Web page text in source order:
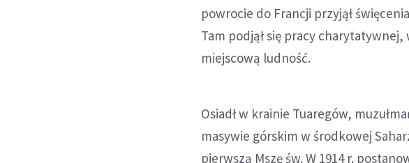
powrocie do Francji przyjął
Tam podjął się pracy
miejscową ludność.
Osiadł w krainie Tuaregów,
masywie górskim w środkowej
pierwszą Mszę św. W 1914 r.